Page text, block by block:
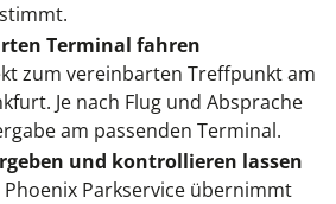
Terminal fahren
zum vereinbarten Treffpunkt am
Je nach Flug und Absprache
am passenden Terminal.
und kontrollieren lassen
Phoenix Parkservice übernimmt